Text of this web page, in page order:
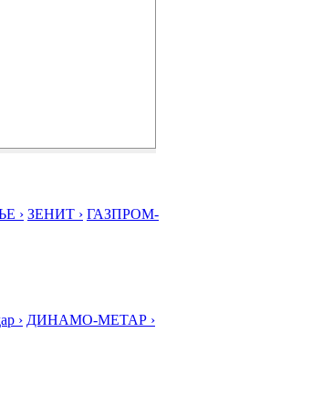
› ЗЕНИТ › ГАЗПРОМ-
› ДИНАМО-МЕТАР ›